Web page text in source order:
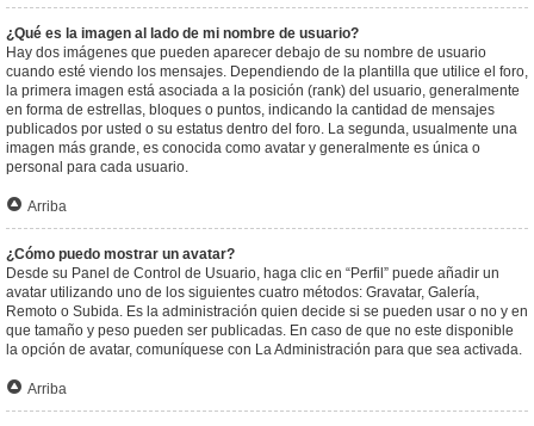
¿Qué es la imagen al lado de mi nombre de usuario?
Hay dos imágenes que pueden aparecer debajo de su nombre de usuario
cuando esté viendo los mensajes. Dependiendo de la plantilla que utilice el foro,
la primera imagen está asociada a la posición (rank) del usuario, generalmente
en forma de estrellas, bloques o puntos, indicando la cantidad de mensajes
publicados por usted o su estatus dentro del foro. La segunda, usualmente una
imagen más grande, es conocida como avatar y generalmente es única o
personal para cada usuario.
Arriba
¿Cómo puedo mostrar un avatar?
Desde su Panel de Control de Usuario, haga clic en “Perfil” puede añadir un
avatar utilizando uno de los siguientes cuatro métodos: Gravatar, Galería,
Remoto o Subida. Es la administración quien decide si se pueden usar o no y en
que tamaño y peso pueden ser publicadas. En caso de que no este disponible
la opción de avatar, comuníquese con La Administración para que sea activada.
Arriba